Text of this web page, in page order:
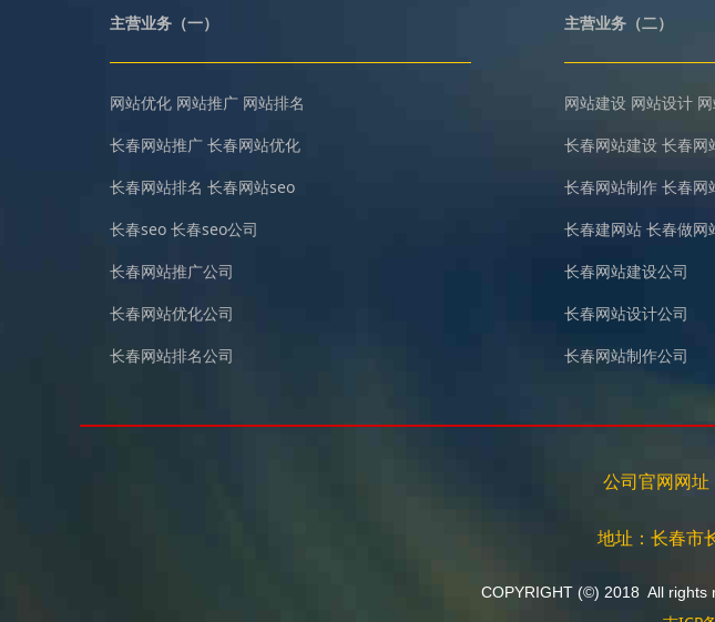
主营业务（一）
网站优化 网站推广 网站排名
长春网站推广 长春网站优化
长春网站排名 长春网站seo
长春seo 长春seo公司
长春网站推广公司
长春网站优化公司
长春网站排名公司
主营业务（二）
网站建设 网站设计
长春网站建设 长春网
长春网站制作 长春网
长春建网站 长春做网
长春网站建设公司
长春网站设计公司
长春网站制作公司
公司官网网址
地址 ： 长春市
COPYRIGHT (©) 2018 All